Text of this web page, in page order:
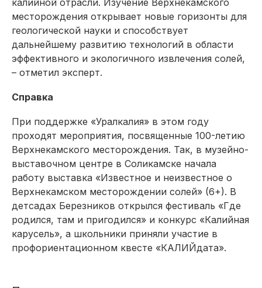
месторождения открывает новые горизонты для
геологической науки и способствует
дальнейшему развитию технологий в области
эффективного и экологичного извлечения солей,
– отметил эксперт.
Справка
При поддержке «Уралкалия» в этом году
проходят мероприятия, посвященные 100-летию
Верхнекамского месторождения. Так, в музейно-
выставочном центре в Соликамске начала
работу выставка «Известное и неизвестное о
Верхнекамском месторождении солей» (6+). В
детсадах Березников открылся фестиваль «Где
родился, там и пригодился» и конкурс «Калийная
карусель», а школьники приняли участие в
профориентационном квесте «КАЛИЙдата».